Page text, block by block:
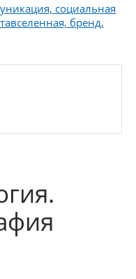
социальная
бренд,